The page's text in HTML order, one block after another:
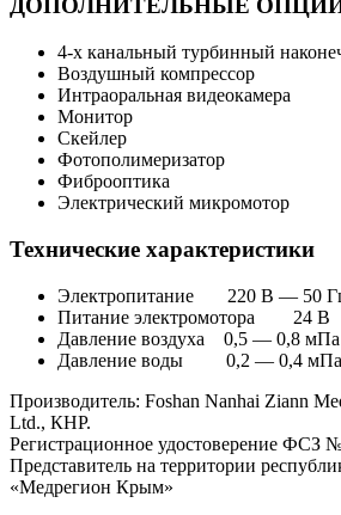
ДОПОЛНИТЕЛЬНЫЕ
4-х канальный турбинный
Воздушный компрессор
Интраоральная видеокамера
Монитор
Скейлер
Фотополимеризатор
Фиброоптика
Электрический микромотор
Технические характеристики
Электропитание 220 В — 50
Питание электромотора 24 В
Давление воздуха 0,5 — 0,8 мПа
Давление воды 0,2 — 0,4 мПа
Производитель: Foshan Nanhai Ziann
Ltd., КНР.
Регистрационное удостоверение ФСЗ
Представитель на территории
«Медрегион Крым»